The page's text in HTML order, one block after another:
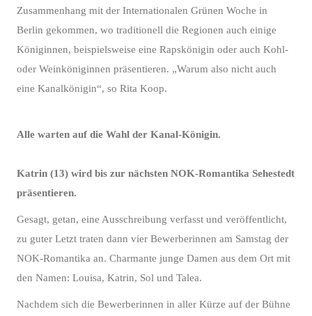
Zusammenhang mit der Internationalen Grünen Woche in
Berlin gekommen, wo traditionell die Regionen auch einige
Königinnen, beispielsweise eine Rapskönigin oder auch Kohl-
oder Weinköniginnen präsentieren. „Warum also nicht auch
eine Kanalkönigin“, so Rita Koop.
Alle warten auf die Wahl der Kanal-Königin.
Katrin (13) wird bis zur nächsten NOK-Romantika Sehestedt
präsentieren.
Gesagt, getan, eine Ausschreibung verfasst und veröffentlicht,
zu guter Letzt traten dann vier Bewerberinnen am Samstag der
NOK-Romantika an. Charmante junge Damen aus dem Ort mit
den Namen: Louisa, Katrin, Sol und Talea.
Nachdem sich die Bewerberinnen in aller Kürze auf der Bühne